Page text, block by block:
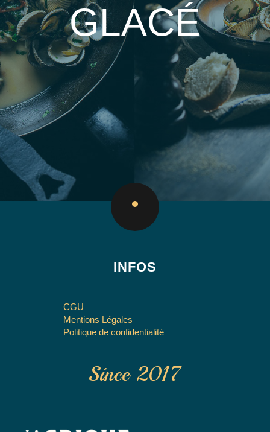
GLACÉ
INFOS
CGU
Mentions Légales
Politique de confidentialité
Since 2017